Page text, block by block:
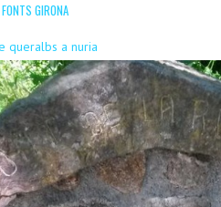
FONTS GIRONA
queralbs a nuria